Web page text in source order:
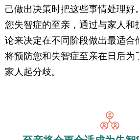
己做出决策时把这些事情处理
您失智症的至亲，通过与家人
论来决定在不同阶段做出最适
将预防您和失智症至亲在日后
家人起分歧。